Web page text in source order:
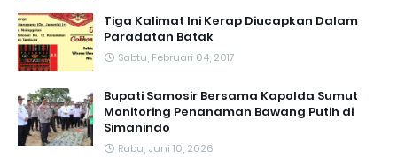
Tiga Kalimat Ini Kerap Diucapkan Dalam
Paradatan Batak
Sabtu, Februari 04, 2017
Bupati Samosir Bersama Kapolda Sumut
Monitoring Penanaman Bawang Putih di
Simanindo
Rabu, Juni 10, 2026